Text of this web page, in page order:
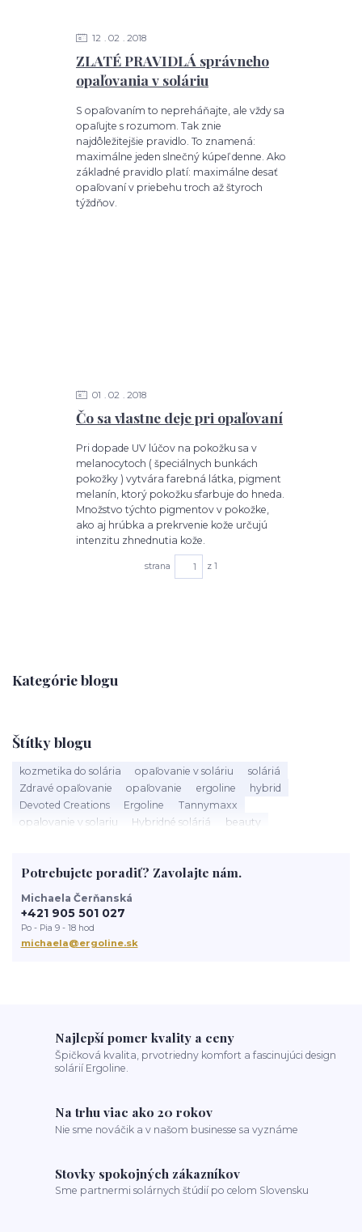
Kategórie blogu
Štítky blogu
kozmetika do solária opaľovanie v soláriu
soláriá
Zdravé opaľovanie
opaľovanie ergoline
hybrid
Devoted Creations
Ergoline
Tannymaxx
opalovanie v solariu
Hybridné soláriá
beauty
novinky
devoted creations servis solaria
Potrebujete poradiť? Zavolajte nám.
Michaela Čerňanská
+421 905 501 027
Po - Pia 9 - 18 hod
michaela@ergoline.sk
ZLATÉ PRAVIDLÁ správneho
opaľovania v soláriu
12 02 2018
S opaľovaním to nepreháňajte, ale vždy sa
opaľujte s rozumom. Tak znie
najdôležitejšie pravidlo. To znamená:
maximálne jeden slnečný kúpeľ denne. Ako
základné pravidlo platí: maximálne desať
opaľovaní v priebehu troch až štyroch
týždňov.
Čo sa vlastne deje pri opaľovaní
01 02 2018
Pri dopade UV lúčov na pokožku sa v
melanocytoch ( špeciálnych bunkách
pokožky ) vytvára farebná látka, pigment
melanín, ktorý pokožku sfarbuje do hneda.
Množstvo týchto pigmentov v pokožke,
ako aj hrúbka a prekrvenie kože určujú
intenzitu zhnednutia kože.
strana z 1
Najlepší pomer kvality a ceny
Špičková kvalita, prvotriedny komfort a fascinujúci design
solárií Ergoline.
Na trhu viac ako 20 rokov
Nie sme nováčik a v našom businesse sa vyznáme
Stovky spokojných zákazníkov
Sme partnermi solárnych štúdií po celom Slovensku